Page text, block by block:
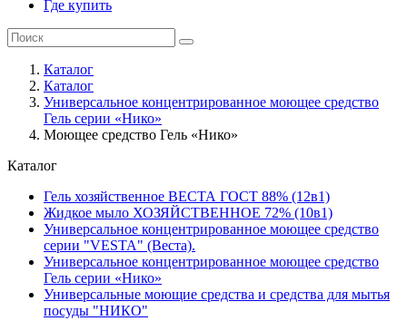
Где купить
Каталог
Каталог
Универсальное концентрированное моющее средство
Гель серии «Нико»
Моющее средство Гель «Нико»
Каталог
Гель хозяйственное ВЕСТА ГОСТ 88% (12в1)
Жидкое мыло ХОЗЯЙСТВЕННОЕ 72% (10в1)
Универсальное концентрированное моющее средство
серии "VESTA" (Веста).
Универсальное концентрированное моющее средство
Гель серии «Нико»
Универсальные моющие средства и средства для мытья
посуды "НИКО"